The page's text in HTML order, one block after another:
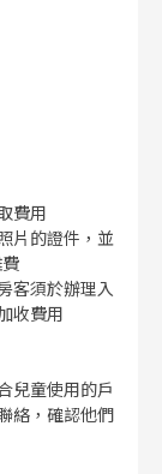
費用
片的證件，並
客須於辦理入
收費用
兒童使用的戶
絡，確認他們